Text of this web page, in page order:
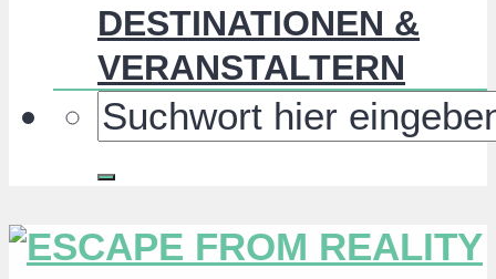
DESTINATIONEN &
VERANSTALTERN